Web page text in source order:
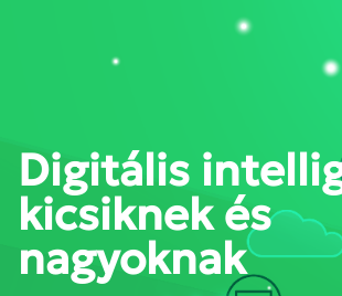
Digitális
kicsiknek és
nagyoknak